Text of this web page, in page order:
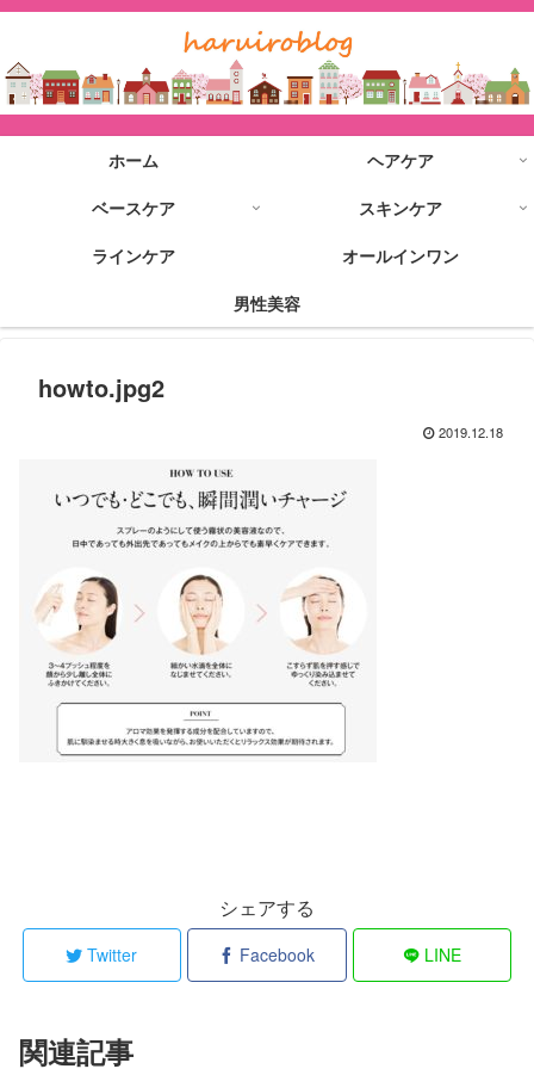
ホーム
ヘアケア
ベースケア
スキンケア
ラインケア
オールインワン
男性美容
howto.jpg2
2019.12.18
シェアする
Twitter Facebook LINE
関連記事